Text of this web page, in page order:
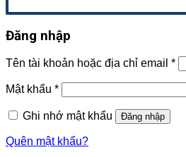
Đăng nhập
Tên tài khoản hoặc địa chỉ email *
Mật khẩu *
Ghi nhớ mật khẩu Đăng nhập
Quên mật khẩu?